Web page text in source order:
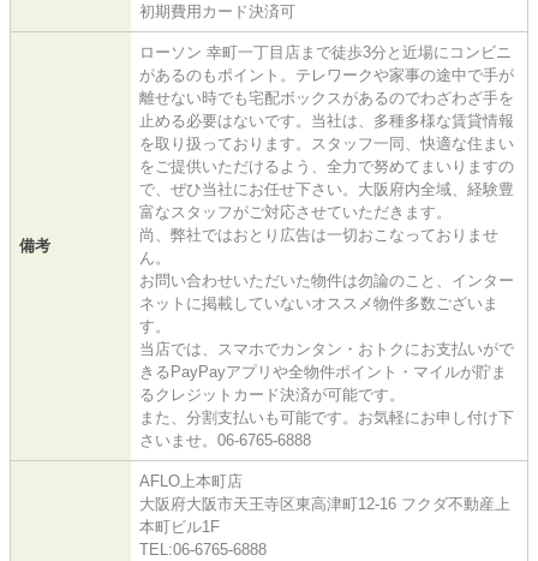
初期費用カード決済可
備考
ローソン 幸町一丁目店まで徒歩3分と近場にコンビニ
があるのもポイント。テレワークや家事の途中で手が
離せない時でも宅配ボックスがあるのでわざわざ手を
止める必要はないです。当社は、多種多様な賃貸情報
を取り扱っております。スタッフ一同、快適な住まい
をご提供いただけるよう、全力で努めてまいりますの
で、ぜひ当社にお任せ下さい。大阪府内全域、経験豊
富なスタッフがご対応させていただきます。
尚、弊社ではおとり広告は一切おこなっておりませ
ん。
お問い合わせいただいた物件は勿論のこと、インター
ネットに掲載していないオススメ物件多数ございま
す。
当店では、スマホでカンタン・おトクにお支払いがで
きるPayPayアプリや全物件ポイント・マイルが貯ま
るクレジットカード決済が可能です。
また、分割支払いも可能です。お気軽にお申し付け下
さいませ。06-6765-6888
AFLO上本町店
大阪府大阪市天王寺区東高津町12-16 フクダ不動産上
本町ビル1F
TEL:06-6765-6888